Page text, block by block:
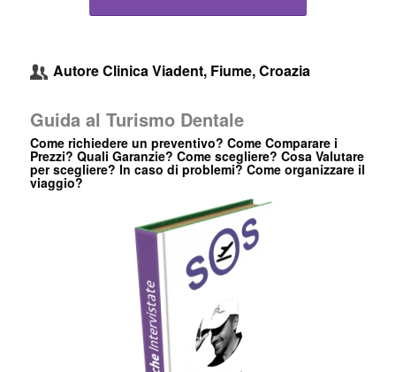
AutoreClinica Viadent, Fiume, Croazia
Guida al Turismo Dentale
Come richiedere un preventivo? Come Comparare i
Prezzi? Quali Garanzie? Come scegliere? Cosa Valutare
per scegliere? In caso di problemi? Come organizzare il
viaggio?